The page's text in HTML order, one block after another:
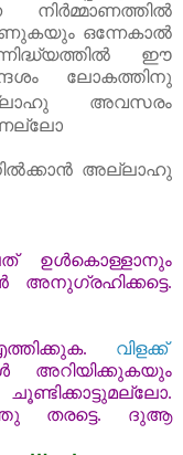
നിർമ്മാണത്തിൽ
ഒന്നേകാൽ
ഈ
ലോകത്തിനു
അവസരം
അല്ലാഹു
ഉൾകൊള്ളാനും
അനുഗ്രഹിക്കട്ടെ.
. വിളക്ക്
അറിയിക്കുകയും
ചൂണ്ടിക്കാട്ടുമല്ലോ.
തരട്ടെ. ദുആ